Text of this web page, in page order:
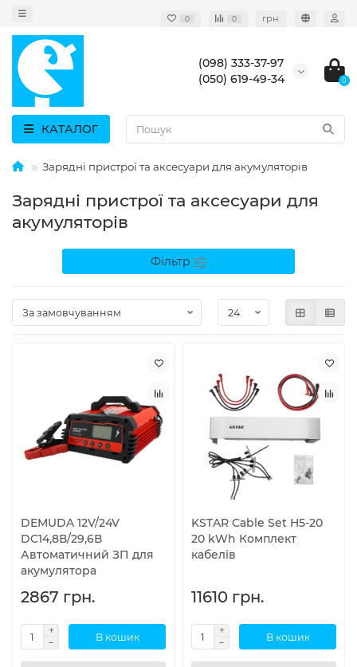
0 0 грн.
(098) 333-37-97
(050) 619-49-34
0
КАТАЛОГ
Зарядні пристрої та аксесуари для акумуляторів
Зарядні пристрої та аксесуари для
акумуляторів
Фільтр
DEMUDA 12V/24V
DC14,8В/29,6В
Автоматичний ЗП для
акумулятора
2867 грн.
В кошик
KSTAR Cable Set H5-20
20 kWh Комплект
кабелів
11610 грн.
В кошик